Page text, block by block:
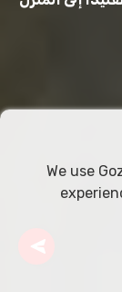
We use